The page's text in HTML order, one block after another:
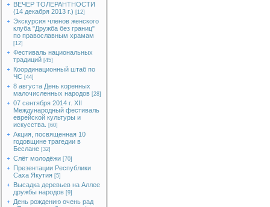
ВЕЧЕР ТОЛЕРАНТНОСТИ
(14 декабря 2013 г.) [12]
Экскурсия членов женского
клуба "Дружба без границ"
по православным храмам
[12]
Фестиваль национальных
традиций [45]
Координационный штаб по
ЧС [44]
8 августа День коренных
малочисленных народов [28]
07 сентября 2014 г. XII
Международный фестиваль
еврейской культуры и
искусства.
[60]
Акция, посвященная 10
годовщине трагедии в
Беслане [32]
Слёт молодёжи [70]
Презентации Республики
Саха Якутия [5]
Высадка деревьев на Аллее
дружбы народов [9]
День рождению очень рад